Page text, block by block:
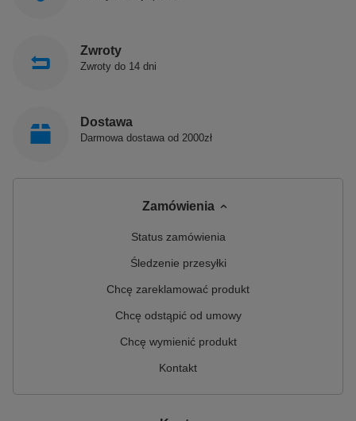
Zwroty
Zwroty do 14 dni
Dostawa
Darmowa dostawa od 2000zł
Zamówienia
Status zamówienia
Śledzenie przesyłki
Chcę zareklamować produkt
Chcę odstąpić od umowy
Chcę wymienić produkt
Kontakt